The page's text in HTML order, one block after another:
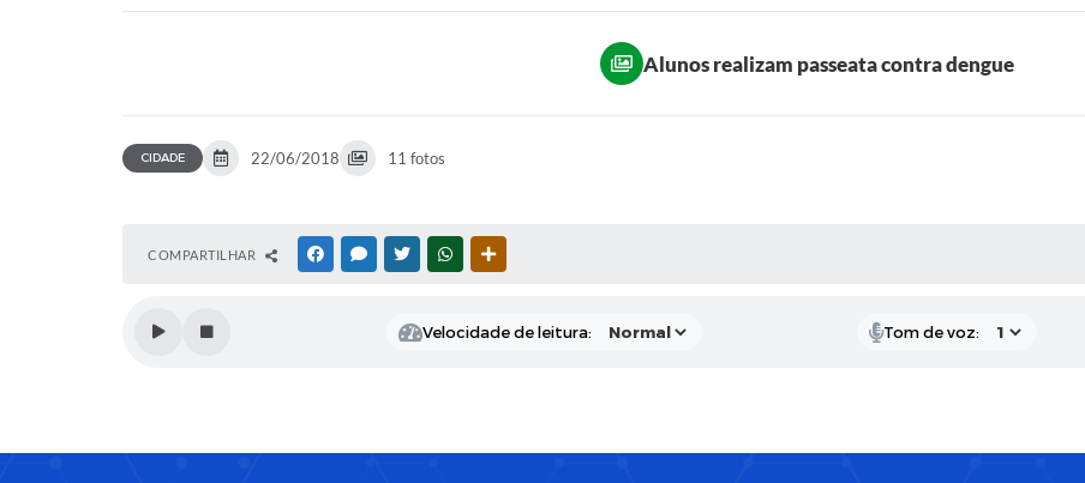
Alunos realizam passeata contra dengue
CIDADE 22/06/2018 11 fotos
COMPARTILHAR FACEBOOKMESSENGER
TWITTERWHATSAPP
Velocidade de leitura: Tom de voz: